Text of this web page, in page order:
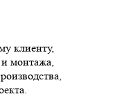
клиенту,
монтажа,